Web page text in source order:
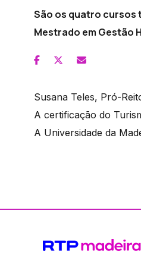
São os quatro cursos
Mestrado em Gestão
Susana Teles, Pró-
A certificação do
A Universidade da